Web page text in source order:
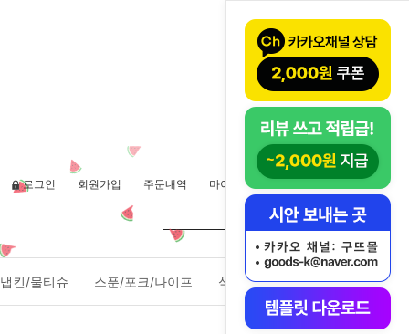
로그인 회원가입 주문내역 마이페이지
냅킨/물티슈 스푼/포크/나이프 식품포장용기